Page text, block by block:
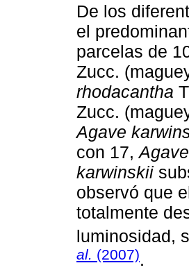
De los
el
parcelas de
Zucc.
rhodacantha
Zucc.
Agave
con 17,
karwinskii
observó que
totalmente
luminosidad,
al. (2007).